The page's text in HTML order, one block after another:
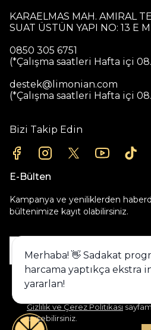
Alışveriş deneyiminizi
yasal düzenlemelere uygun
Gizlilik ve Çerez Politikası
erişebilirsiniz.
KARAELMAS MAH. AMIRAL
SUAT ÜSTÜN YAPI NO: 13 E
0850 305 6751
(*Çalışma saatleri Hafta içi
destek@limonian.com
(*Çalışma saatleri Hafta içi
Bizi Takip Edin
E-Bülten
Kampanya ve yeniliklerden
bültenimize kayıt olabilirsiniz.
Merhaba! 👋 Sadakat
harcama yaptıkça ekstra
yararlan!